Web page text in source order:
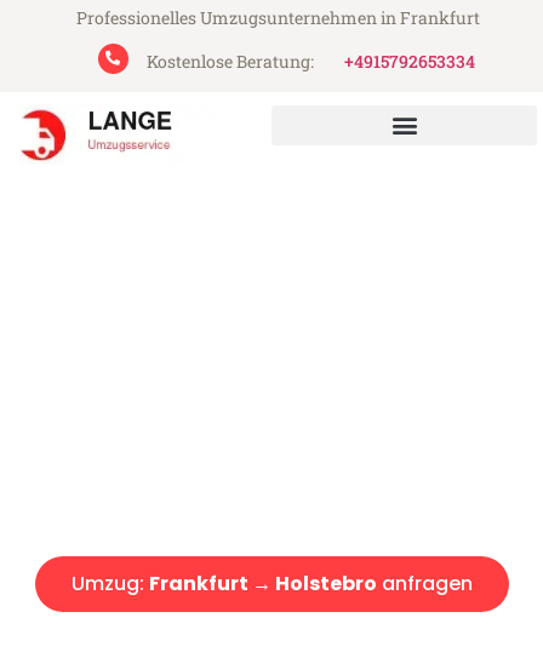
Professionelles Umzugsunternehmen in Frankfurt
Kostenlose Beratung:
+4915792653334
Umzug: Frankfurt → Holstebro anfragen